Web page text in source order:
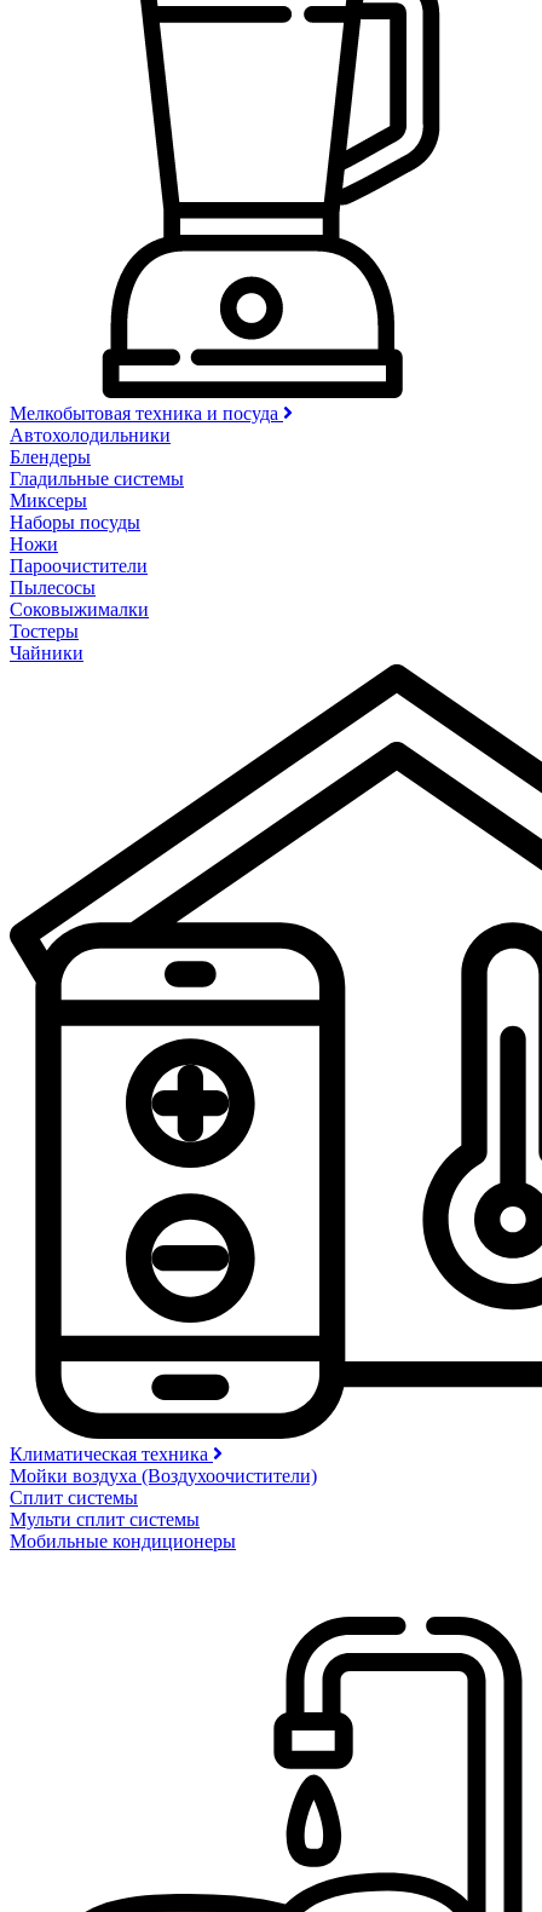
Мелкобытовая техника и посуда
Автохолодильники
Блендеры
Гладильные системы
Миксеры
Наборы посуды
Ножи
Пароочистители
Пылесосы
Соковыжималки
Тостеры
Чайники
Климатическая техника
Мойки воздуха (Воздухоочистители)
Сплит системы
Мульти сплит системы
Мобильные кондиционеры